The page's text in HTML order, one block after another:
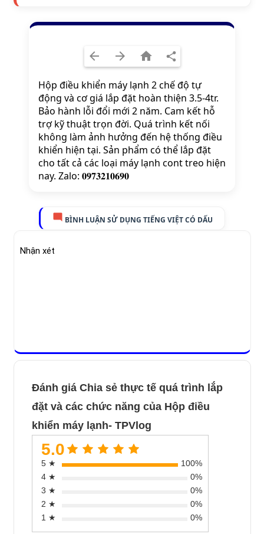
Hộp điều khiển máy lạnh 2 chế độ tự
động và cơ giá lắp đặt hoàn thiện 3.5-4tr.
Bảo hành lỗi đổi mới 2 năm. Cam kết hỗ
trợ kỹ thuật trọn đời. Quá trình kết nối
không làm ảnh hưởng đến hệ thống điều
khiển hiện tại. Sản phẩm có thể lắp đặt
cho tất cả các loại máy lạnh cont treo hiện
nay. Zalo: 𝟎𝟗𝟕𝟑𝟐𝟏𝟎𝟔𝟗𝟎
BÌNH LUẬN SỬ DỤNG TIẾNG VIỆT CÓ DẤU
Nhận xét
Đánh giá Chia sẻ thực tế quá trình lắp
đặt và các chức năng của Hộp điều
khiển máy lạnh- TPVlog
5.0
5 ★
100%
4 ★
0%
3 ★
0%
2 ★
0%
1 ★
0%